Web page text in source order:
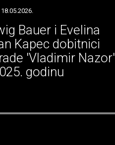
Bauer i Evelina
Kapec dobitnici
'Vladimir Nazor'
godinu